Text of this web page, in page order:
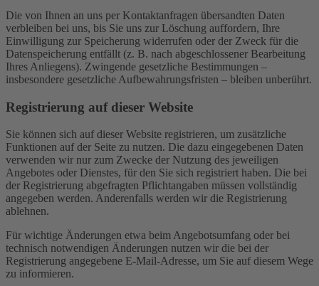
Die von Ihnen an uns per Kontaktanfragen übersandten Daten
verbleiben bei uns, bis Sie uns zur Löschung auffordern, Ihre
Einwilligung zur Speicherung widerrufen oder der Zweck für die
Datenspeicherung entfällt (z. B. nach abgeschlossener Bearbeitung
Ihres Anliegens). Zwingende gesetzliche Bestimmungen –
insbesondere gesetzliche Aufbewahrungsfristen – bleiben unberührt.
Registrierung auf dieser Website
Sie können sich auf dieser Website registrieren, um zusätzliche
Funktionen auf der Seite zu nutzen. Die dazu eingegebenen Daten
verwenden wir nur zum Zwecke der Nutzung des jeweiligen
Angebotes oder Dienstes, für den Sie sich registriert haben. Die bei
der Registrierung abgefragten Pflichtangaben müssen vollständig
angegeben werden. Anderenfalls werden wir die Registrierung
ablehnen.
Für wichtige Änderungen etwa beim Angebotsumfang oder bei
technisch notwendigen Änderungen nutzen wir die bei der
Registrierung angegebene E-Mail-Adresse, um Sie auf diesem Wege
zu informieren.